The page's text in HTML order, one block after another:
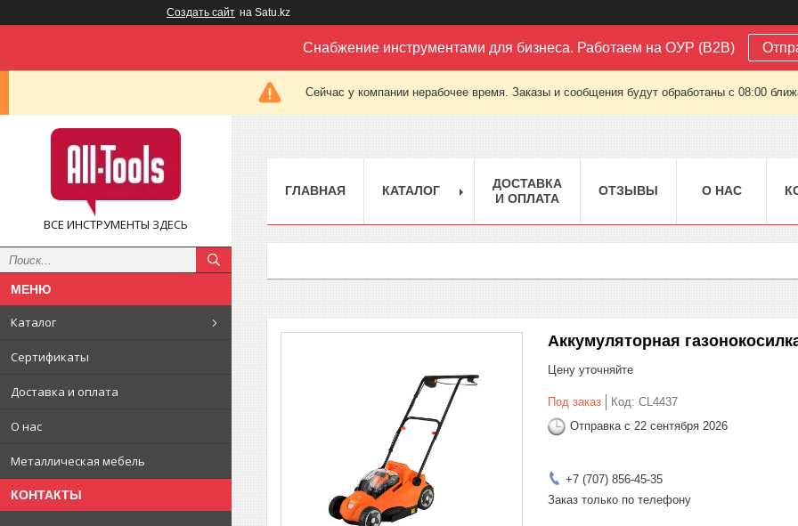
Создать сайт на Satu.kz
Снабжение инструментами для бизнеса. Работаем на ОУР (B2B)
Сейчас у компании нерабочее время. Заказы и сообщения будут обработаны с 08:00
ВСЕ ИНСТРУМЕНТЫ ЗДЕСЬ
Каталог
Сертификаты
Доставка и оплата
О нас
Металлическая мебель
КОНТАКТЫ
ГЛАВНАЯ КАТАЛОГ
ДОСТАВКА
И ОПЛАТА
ОТЗЫВЫ О НАС
Аккумуляторная
Цену уточняйте
Под заказ Код: CL4437
Отправка с 22 сентября 2026
+7 (707) 856-45-35
Заказ только по телефону